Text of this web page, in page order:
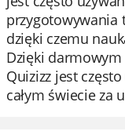
przygotowywania
dzięki czemu
Dzięki
Quizizz jest
całym świecie za